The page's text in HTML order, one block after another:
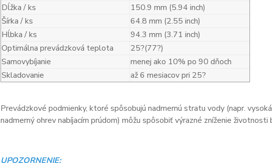
Dĺžka / ks
150.9 mm (5.94 inch)
Šírka / ks
64.8 mm (2.55 inch)
Hĺbka / ks
94.3 mm (3.71 inch)
Optimálna prevádzková teplota
25?(77?)
Samovybíjanie
menej ako 10% po 90 dňoch
Skladovanie
až 6 mesiacov pri 25?
Prevádzkové podmienky, ktoré spôsobujú nadmernú stratu vody (napr.
nadmerný ohrev nabíjacím prúdom) môžu spôsobiť výrazné zníženie životnosti
UPOZORNENIE: